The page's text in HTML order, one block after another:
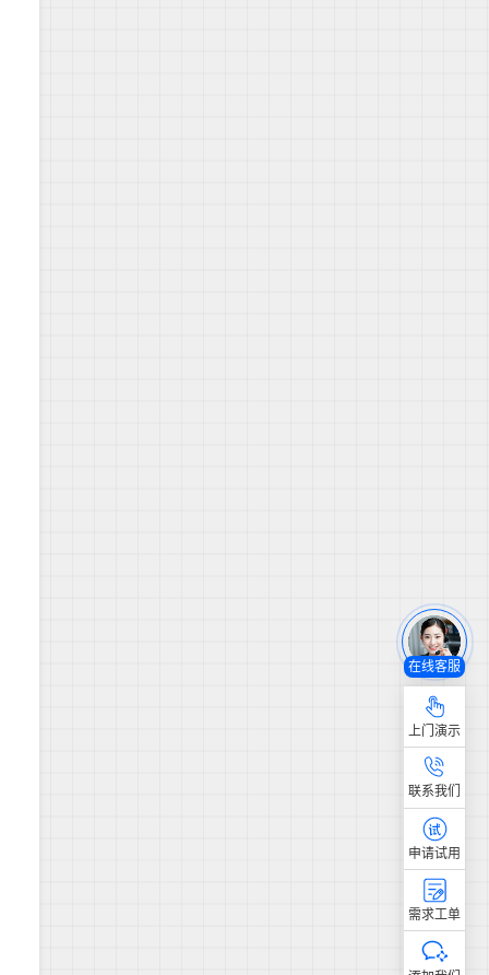
在线客服
上门演示
联系我们
申请试用
需求工单